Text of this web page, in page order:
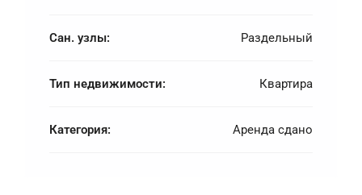
Сан. узлы: Раздельный
Тип недвижимости: Квартира
Категория: Аренда сдано